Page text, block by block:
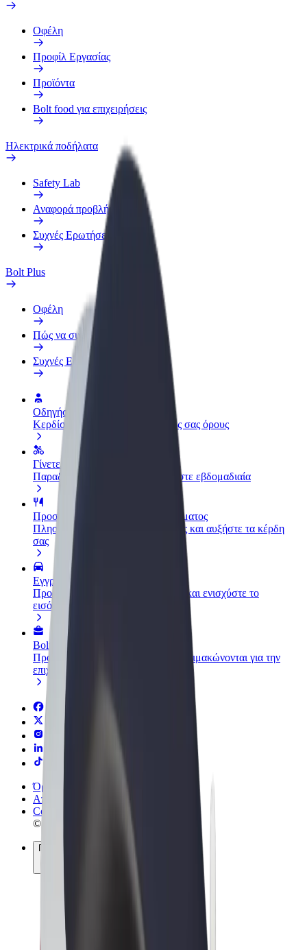
Οφέλη
Προφίλ Εργασίας
Προϊόντα
Bolt food για επιχειρήσεις
Ηλεκτρικά ποδήλατα
Safety Lab
Αναφορά προβλήματος
Συχνές Ερωτήσεις
Bolt Plus
Οφέλη
Πώς να συμμετάσχετε
Συχνές Ερωτήσεις
Οδηγήστε
Κερδίστε χρήματα με τους δικούς σας όρους
Γίνετε courier
Παραδώστε φαγητό και πληρώνεστε εβδομαδιαία
Προσθήκη εστιατορίου ή καταστήματος
Πλησιάστε περισσότερους πελάτες και αυξήστε τα κέρδη
σας
Εγγραφείτε ως ιδιοκτήτης στόλου
Προσθέστε το στόλο σας στο Bolt και ενισχύστε το
εισόδημά σας
Bolt for Business
Προϊόντα και υπηρεσίες Bolt που κλιμακώνονται για την
επιχείρησή σας
Όροι & Προϋποθέσεις
Απόρρητο
Cookies
© 2026 Bolt Technology OÜ
Προϊόντα
Διαδρομές
Σκούτερς
Αγορά Bolt